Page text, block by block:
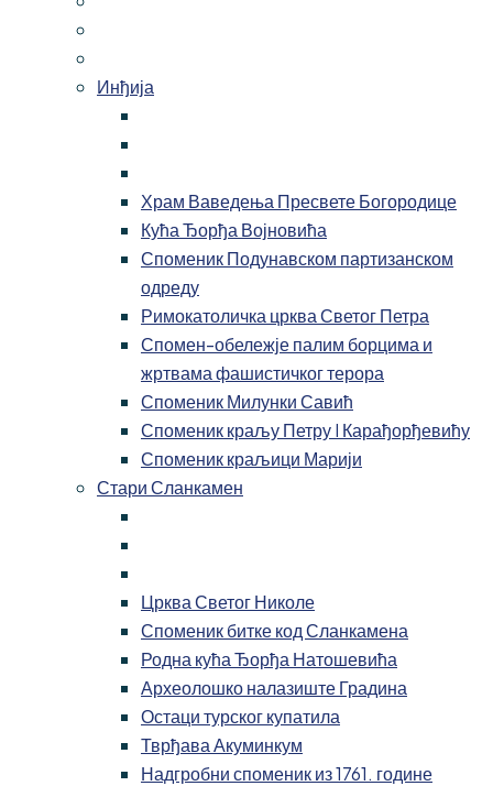
Инђија
Храм Ваведења Пресвете Богородице
Кућа Ђорђа Војновића
Споменик Подунавском партизанском
одреду
Римокатоличка црква Светог Петра
Спомен-обележје палим борцима и
жртвама фашистичког терора
Споменик Милунки Савић
Споменик краљу Петру I Карађорђевићу
Споменик краљици Марији
Стари Сланкамен
Црква Светог Николе
Споменик битке код Сланкамена
Родна кућа Ђорђа Натошевића
Археолошко налазиште Градина
Остаци турског купатила
Тврђава Акуминкум
Надгробни споменик из 1761. године